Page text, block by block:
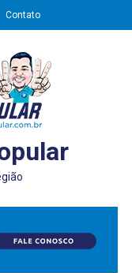
Contato